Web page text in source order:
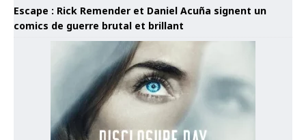
Escape : Rick Remender et Daniel Acuña signent un
comics de guerre brutal et brillant